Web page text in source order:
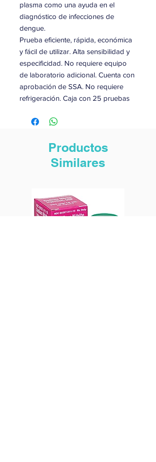
plasma como una ayuda en el
diagnóstico de infecciones de
dengue.
Prueba eficiente, rápida, económica
y fácil de utilizar. Alta sensibilidad y
especificidad. No requiere equipo
de laboratorio adicional. Cuenta con
aprobación de SSA. No requiere
refrigeración. Caja con 25 pruebas
Productos
Similares